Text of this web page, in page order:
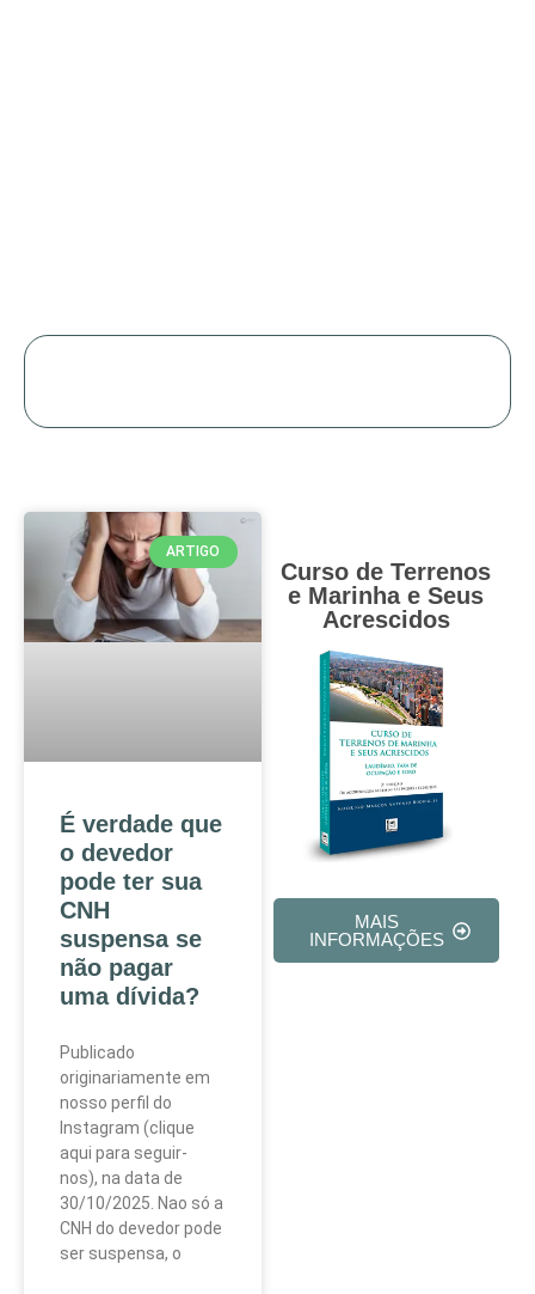
ARTIGO
É verdade que
o devedor
pode ter sua
CNH
suspensa se
não pagar
uma dívida?
Publicado
originariamente em
nosso perfil do
Instagram (clique
aqui para seguir-
nos), na data de
30/10/2025. Nao só a
CNH do devedor pode
ser suspensa, o
Curso de Terrenos
e Marinha e Seus
Acrescidos
MAIS
INFORMAÇÕES